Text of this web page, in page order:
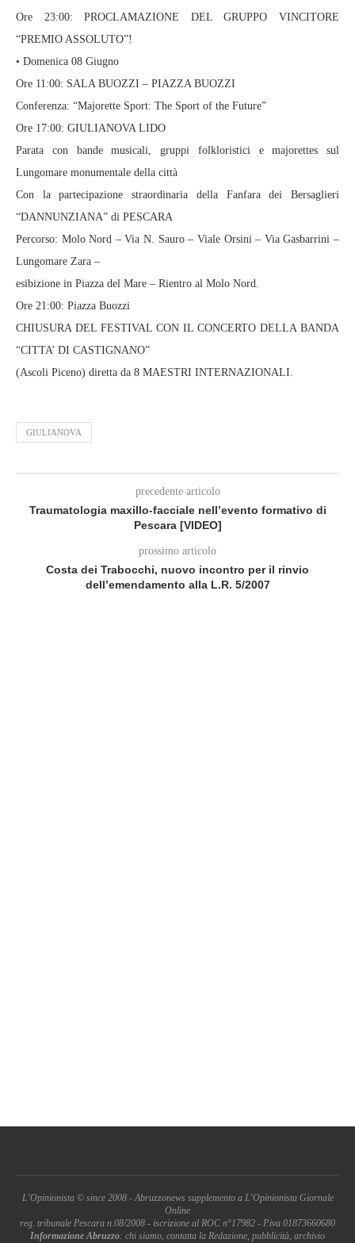
Ore 23:00: PROCLAMAZIONE DEL GRUPPO VINCITORE
“PREMIO ASSOLUTO”!
• Domenica 08 Giugno
Ore 11:00: SALA BUOZZI – PIAZZA BUOZZI
Conferenza: “Majorette Sport: The Sport of the Future”
Ore 17:00: GIULIANOVA LIDO
Parata con bande musicali, gruppi folkloristici e majorettes sul
Lungomare monumentale della città
Con la partecipazione straordinaria della Fanfara dei Bersaglieri
“DANNUNZIANA” di PESCARA
Percorso: Molo Nord – Via N. Sauro – Viale Orsini – Via Gasbarrini –
Lungomare Zara –
esibizione in Piazza del Mare – Rientro al Molo Nord.
Ore 21:00: Piazza Buozzi
CHIUSURA DEL FESTIVAL CON IL CONCERTO DELLA BANDA
“CITTA’ DI CASTIGNANO”
(Ascoli Piceno) diretta da 8 MAESTRI INTERNAZIONALI.
GIULIANOVA
precedente articolo
Traumatologia maxillo-facciale nell’evento formativo di
Pescara [VIDEO]
prossimo articolo
Costa dei Trabocchi, nuovo incontro per il rinvio
dell’emendamento alla L.R. 5/2007
L'Opinionista © since 2008 - Abruzzonews supplemento a L'Opinionista Giornale
Online
reg. tribunale Pescara n.08/2008 - iscrizione al ROC n°17982 - P.iva 01873660680
Informazione Abruzzo: chi siamo, contatta la Redazione, pubblicità, archivio